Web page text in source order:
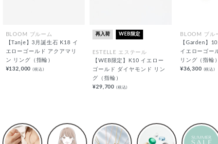
BLOOM ブルーム
【Tanje】3月誕生石 K18 イ
エローゴールド アクアマリ
ン リング（指輪）
¥132,000(税込)
再入荷 WEB限定
ESTELLE エステール
【WEB限定】K10 イエロー
ゴールド ダイヤモンド リン
グ（指輪）
¥29,700 (税込)
BLOOM ブル
【Garden】
イエローゴー
リング（指輪
¥36,300 (税込)